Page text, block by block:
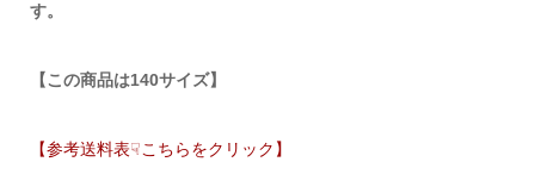
す。
【この商品は140サイズ】
【参考送料表☟こちらをクリック】